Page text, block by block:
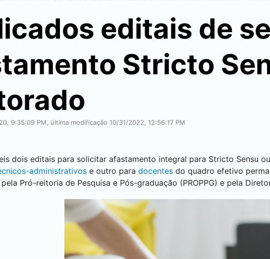
editais de
Stricto
9:35:09 PM, última modificação 10/31/2022, 12:56:17 PM
dois editais para solicitar afastamento integral para Stricto Sensu
administrativos e outro para docentes do quadro efetivo
Pró-reitoria de Pesquisa e Pós-graduação (PROPPG) e pela